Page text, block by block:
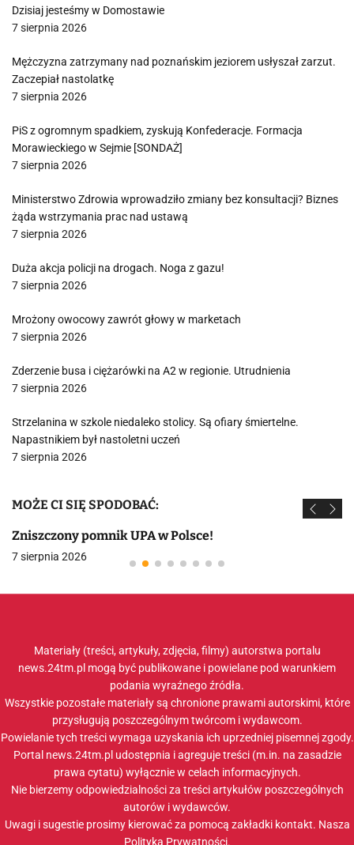
Dzisiaj jesteśmy w Domostawie
7 sierpnia 2026
Mężczyzna zatrzymany nad poznańskim jeziorem usłyszał zarzut.
Zaczepiał nastolatkę
7 sierpnia 2026
PiS z ogromnym spadkiem, zyskują Konfederacje. Formacja
Morawieckiego w Sejmie [SONDAŻ]
7 sierpnia 2026
Ministerstwo Zdrowia wprowadziło zmiany bez konsultacji? Biznes
żąda wstrzymania prac nad ustawą
7 sierpnia 2026
Duża akcja policji na drogach. Noga z gazu!
7 sierpnia 2026
Mrożony owocowy zawrót głowy w marketach
7 sierpnia 2026
Zderzenie busa i ciężarówki na A2 w regionie. Utrudnienia
7 sierpnia 2026
Strzelanina w szkole niedaleko stolicy. Są ofiary śmiertelne.
Napastnikiem był nastoletni uczeń
7 sierpnia 2026
MOŻE CI SIĘ SPODOBAĆ:
Zniszczony pomnik UPA w Polsce!
7 sierpnia 2026
Materiały (treści, artykuły, zdjęcia, filmy) autorstwa portalu
news.24tm.pl mogą być publikowane i powielane pod warunkiem
podania wyraźnego źródła.
Wszystkie pozostałe materiały są chronione prawami autorskimi, które
przysługują poszczególnym twórcom i wydawcom.
Powielanie tych treści wymaga uzyskania ich uprzedniej pisemnej zgody.
Portal news.24tm.pl udostępnia i agreguje treści (m.in. na zasadzie
prawa cytatu) wyłącznie w celach informacyjnych.
Nie bierzemy odpowiedzialności za treści artykułów poszczególnych
autorów i wydawców.
Uwagi i sugestie prosimy kierować za pomocą zakładki kontakt. Nasza
Polityka Prywatności.